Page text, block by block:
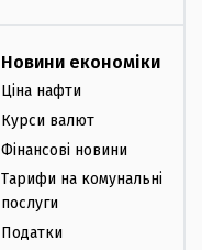
Новини економіки
Ціна нафти
Курси валют
Фінансові новини
Тарифи на комунальні
послуги
Податки